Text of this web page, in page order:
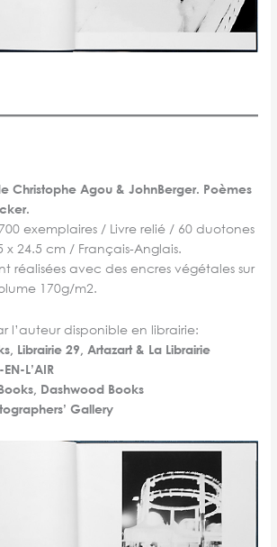
Christophe Agou & JohnBerger. Poèmes
exemplaires / Livre relié / 60 duotones
x 24.5 cm / Français-Anglais.
réalisées avec des encres végétales sur
170g/m2.
l’auteur disponible en librairie:
, Librairie 29, Artazart & La Librairie
L’AIR
Dashwood Books
Gallery